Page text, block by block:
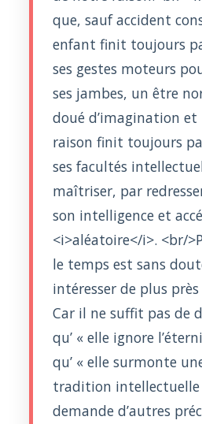
que, sauf accident
enfant finit toujours
ses gestes moteurs
ses jambes, un être
doué d’imagination
raison finit toujours
ses facultés
maîtriser, par
son intelligence et
<i>aléatoire</i>. <br/
le temps est sans
intéresser de plus
Car il ne suffit pas de
qu’ « elle ignore
qu’ « elle surmonte
tradition intellectuelle
demande d’autres